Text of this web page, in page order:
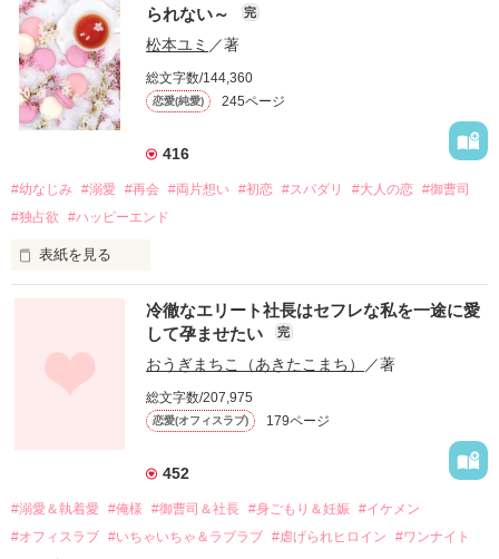
られない～
完
松本ユミ ／著
総文字数/144,360
恋愛(純愛) 245ページ
416
#幼なじみ #溺愛 #再会 #両片想い #初恋 #スパダリ #大人の恋 #御曹司
#独占欲
#ハッピーエンド
表紙を見る
幼なじみの哲平に淡い恋心を抱いていた美桜。
しかし、ある出来事をきっかけに二人の関係は壊れてしまう。
関係修復もできないまま、美桜は両親の離婚によって
引っ越すことになり、哲平とも離れ離れになった。
それから約十二年後。
過去の傷から、二度と会いたくないと思っていた哲平に
運命のような再会を果たす。
冷徹なエリート社長はセフレな私を一途に愛
して孕ませたい
完
おうぎまちこ（あきたこまち） ／著
総文字数/207,975
恋愛(オフィスラブ) 179ページ
452
#溺愛＆執着愛 #俺様 #御曹司＆社長 #身ごもり＆妊娠 #イケメン
#オフィスラブ #いちゃいちゃ＆ラブラブ #虐げられヒロイン
#ワンナイト